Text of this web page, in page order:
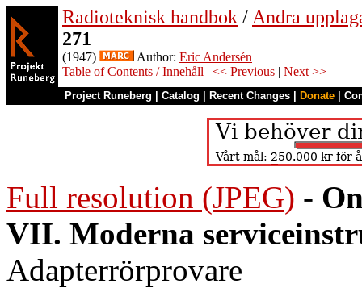
Radioteknisk handbok / Andra
271
(1947) Author: Eric Andersén
Table of Contents / Innehåll | << Previous | Next >>
Project Runeberg Catalog Recent Changes Donate
Full resolution (JPEG) -
VII. Moderna
Adapterrörprovare